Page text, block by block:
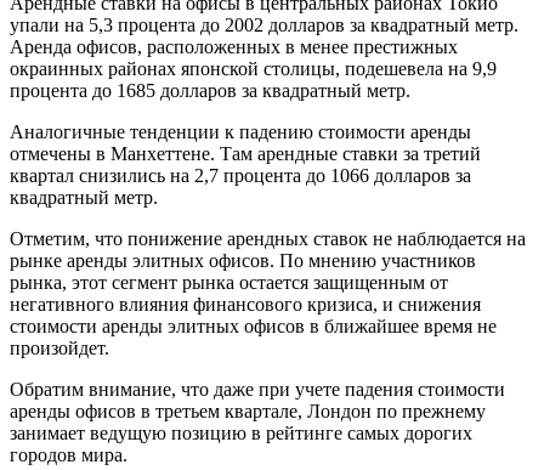
упали на 5,3 процента до 2002 долларов за квадратный метр.
Аренда офисов, расположенных в менее престижных
окраинных районах японской столицы, подешевела на 9,9
процента до 1685 долларов за квадратный метр.
Аналогичные тенденции к падению стоимости аренды
отмечены в Манхеттене. Там арендные ставки за третий
квартал снизились на 2,7 процента до 1066 долларов за
квадратный метр.
Отметим, что понижение арендных ставок не наблюдается на
рынке аренды элитных офисов. По мнению участников
рынка, этот сегмент рынка остается защищенным от
негативного влияния финансового кризиса, и снижения
стоимости аренды элитных офисов в ближайшее время не
произойдет.
Обратим внимание, что даже при учете падения стоимости
аренды офисов в третьем квартале, Лондон по прежнему
занимает ведущую позицию в рейтинге самых дорогих
городов мира.